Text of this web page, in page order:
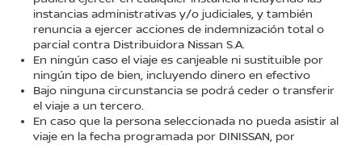
instancias administrativas y/o judiciales, y también
renuncia a ejercer acciones de indemnización total o
parcial contra Distribuidora Nissan S.A.
En ningún caso el viaje es canjeable ni sustituible por
ningún tipo de bien, incluyendo dinero en efectivo
Bajo ninguna circunstancia se podrá ceder o transferir
el viaje a un tercero.
En caso que la persona seleccionada no pueda asistir al
viaje en la fecha programada por DINISSAN, por